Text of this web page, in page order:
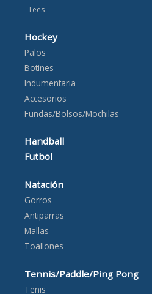
Tees
Hockey
Palos
Botines
Indumentaria
Accesorios
Fundas/Bolsos/Mochilas
Handball
Futbol
Natación
Gorros
Antiparras
Mallas
Toallones
Tennis/Paddle/Ping Pong
Tenis